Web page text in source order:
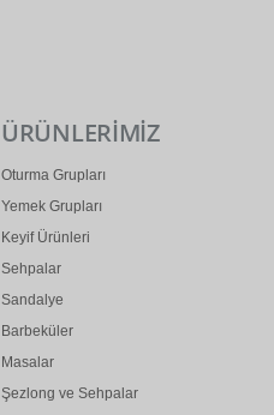
ÜRÜNLERİMİZ
Oturma Grupları
Yemek Grupları
Keyif Ürünleri
Sehpalar
Sandalye
Barbeküler
Masalar
Şezlong ve Sehpalar